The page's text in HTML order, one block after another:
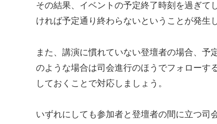
その結果、イベントの予定終了時刻を過ぎて
ければ予定通り終わらないということが発生
また、講演に慣れていない登壇者の場合、
のような場合は司会進行のほうでフォローす
しておくことで対応しましょう。
いずれにしても参加者と登壇者の間に立つ司